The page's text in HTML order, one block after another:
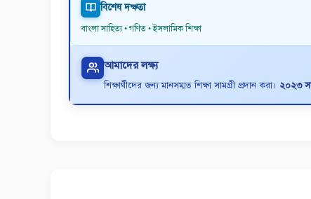
বিশেষ দক্ষতা
বাংলা সাহিত্য • গণিত • ইসলামিক শিক্ষা
আমাদের লক্ষ্য
শিক্ষার্থীদের জন্য মানসম্মত শিক্ষা সামগ্রী প্রদান করা। ২০২৩